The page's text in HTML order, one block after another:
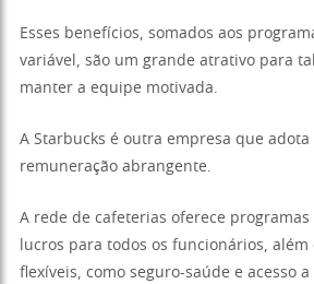
Esses benefícios, somados aos
variável, são um grande atrativo para
manter a equipe motivada.
A Starbucks é outra empresa que
remuneração abrangente.
A rede de cafeterias oferece
lucros para todos os funcionários, além
flexíveis, como seguro-saúde e acesso a